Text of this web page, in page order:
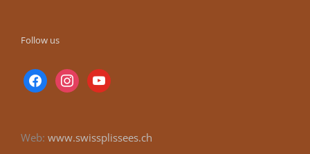
Follow us
facebookinstagramyoutube
Web: www.swissplissees.ch